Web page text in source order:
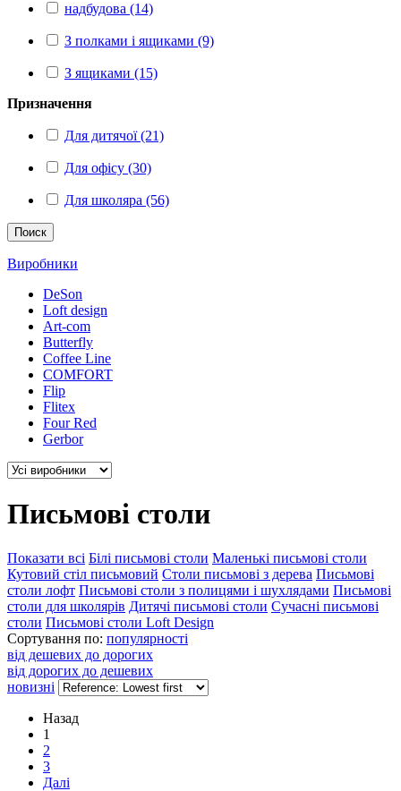
надбудова (14)
З полками і ящиками (9)
З ящиками (15)
Призначення
Для дитячої (21)
Для офісу (30)
Для школяра (56)
Поиск
Виробники
DeSon
Loft design
Art-com
Butterfly
Coffee Line
COMFORT
Flip
Flitex
Four Red
Gerbor
Письмові столи
Показати всі Білі письмові столи Маленькі письмові столи
Кутовий стіл письмовий Столи письмові з дерева Письмові
столи лофт Письмові столи з полицями і шухлядами Письмові
столи для школярів Дитячі письмові столи Сучасні письмові
столи Письмові столи Loft Design
Сортування по: популярності
від дешевих до дорогих
від дорогих до дешевих
новизні
Назад
1
2
3
Далі